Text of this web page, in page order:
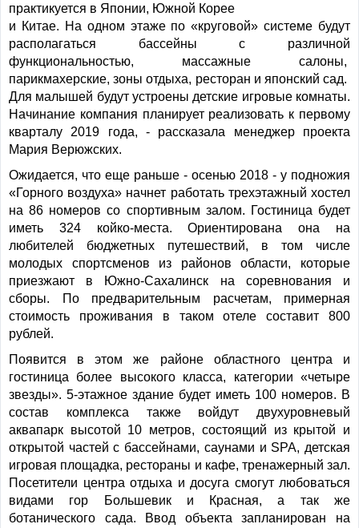
практикуется в Японии, Южной Корее
и Китае. На одном этаже по «круговой» системе будут
располагаться бассейны с различной
функциональностью, массажные салоны,
парикмахерские, зоны отдыха, ресторан и японский сад.
Для малышей будут устроены детские игровые комнаты.
Начинание компания планирует реализовать к первому
кварталу 2019 года, - рассказала менеджер проекта
Мария Верюжских.
Ожидается, что еще раньше - осенью 2018 - у подножия
«Горного воздуха» начнет работать трехэтажный хостел
на 86 номеров со спортивным залом. Гостиница будет
иметь 324 койко-места. Ориентирована она на
любителей бюджетных путешествий, в том числе
молодых спортсменов из районов области, которые
приезжают в Южно-Сахалинск на соревнования и
сборы. По предварительным расчетам, примерная
стоимость проживания в таком отеле составит 800
рублей.
Появится в этом же районе областного центра и
гостиница более высокого класса, категории «четыре
звезды». 5-этажное здание будет иметь 100 номеров. В
состав комплекса также войдут двухуровневый
аквапарк высотой 10 метров, состоящий из крытой и
открытой частей с бассейнами, саунами и SPA, детская
игровая площадка, рестораны и кафе, тренажерный зал.
Посетители центра отдыха и досуга смогут любоваться
видами гор Большевик и Красная, а так же
ботанического сада. Ввод объекта запланирован на